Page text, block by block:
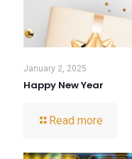
January 2, 2025
Happy New Year
Read more